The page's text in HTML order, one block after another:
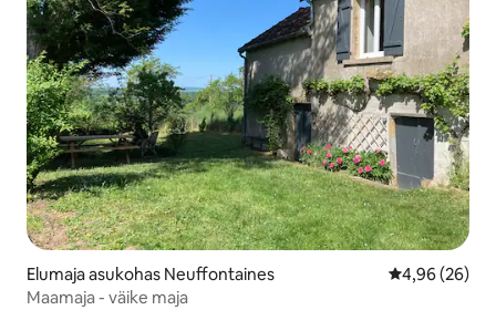
Elumaja asukohas Neuffontaines Keskmine
4,96 (26)
Maamaja - väike maja